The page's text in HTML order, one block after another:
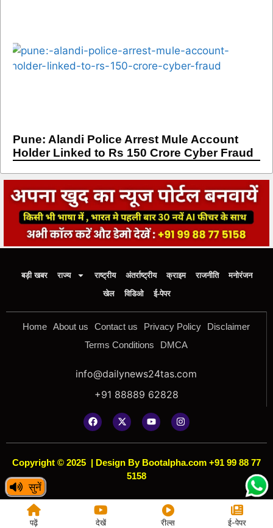
सुनें
Pune: Alandi Police Arrest Mule Account
Holder Linked to Rs 150 Crore Cyber Fraud
बड़ी खबर राज्य राष्ट्रीय अंतर्राष्ट्रीय क्राइम राजनीति
मनोरंजन
खेल
विडिओ ई-पेपर
Home About us Contact us Privacy Policy
Disclaimer
Terms Conditions
DMCA
info@dailynews24tas.com
+91 88889 62828
Copyright © 2025 | Design By Bootalpha.com +91 99 88 77
5158
पढ़ें देखें रील्स ई-पेपर